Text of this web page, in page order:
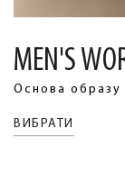
MEN'S
Основа образу
ВИБРАТИ